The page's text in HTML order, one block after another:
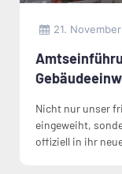
21.
Nicht nur unser
eingeweiht,
offiziell in ihr